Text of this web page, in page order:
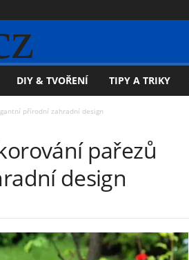
DIY & TVOŘENÍ TIPY A TRIKY
přírodní zahradní design
pařezů
design